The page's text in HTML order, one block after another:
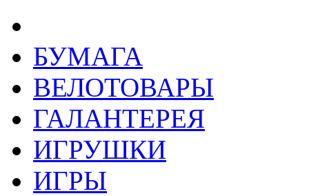
БУМАГА
ВЕЛОТОВАРЫ
ГАЛАНТЕРЕЯ
ИГРУШКИ
ИГРЫ